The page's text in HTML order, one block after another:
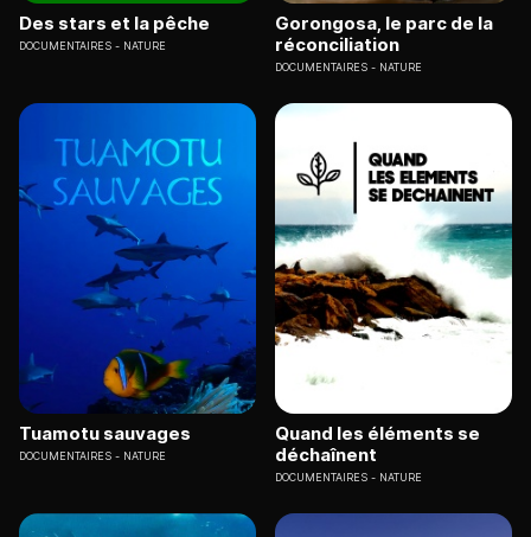
Des stars et la pêche
DOCUMENTAIRES NATURE
Gorongosa, le parc de la
réconciliation
DOCUMENTAIRES NATURE
Tuamotu sauvages
DOCUMENTAIRES NATURE
Quand les éléments se
déchaînent
DOCUMENTAIRES NATURE